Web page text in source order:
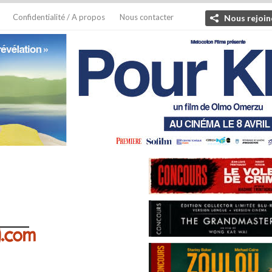
Confidentialité / A propos Nous contacter Nous